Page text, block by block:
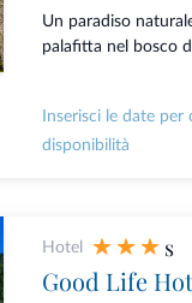
Un paradiso
palafitta nel bosco
Inserisci le date per
disponibilità
Hotel s
Good Life